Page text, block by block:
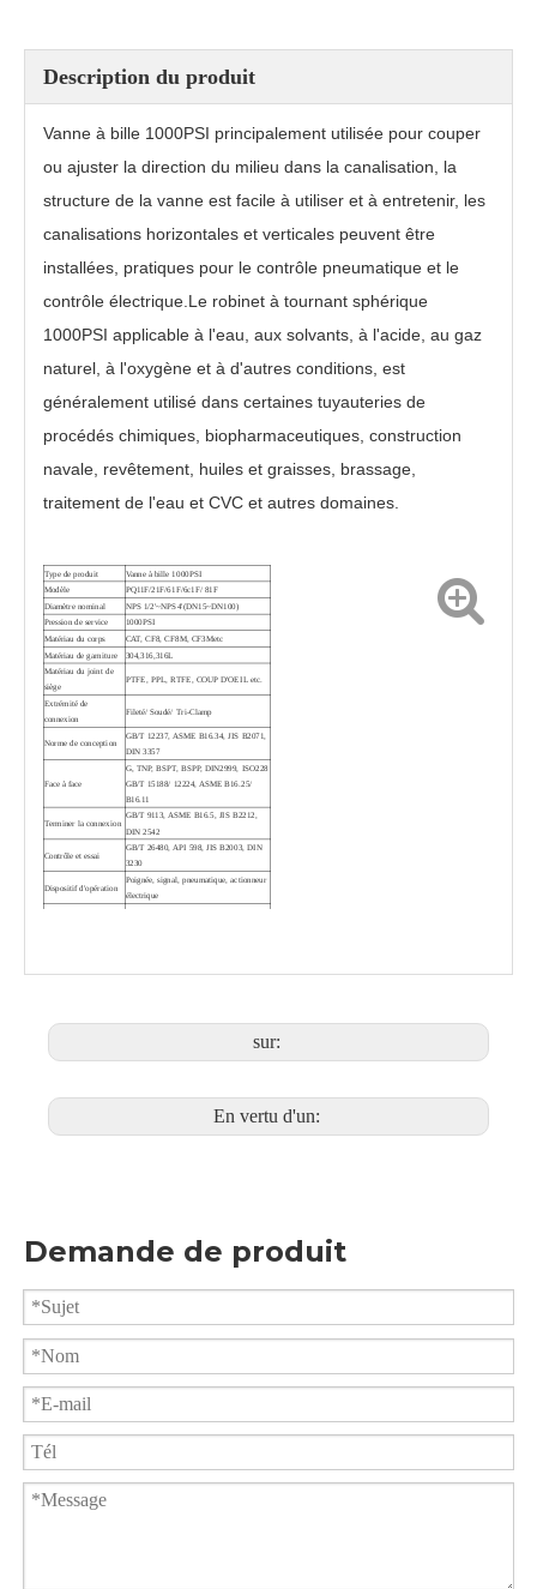
Vanne à boisseau sphérique à extrémité filetée 1000PSI PQ11PPL Vanne à boisseau sphérique à souder PQ6C1F
Vanne à boisseau sphérique 3PC Q11F
Vanne à boisseau sphérique haute performance 2000PSI PQ6c1F
Description du produit
Vanne à bille 1000PSI principalement utilisée pour couper
ou ajuster la direction du milieu dans la canalisation, la
structure de la vanne est facile à utiliser et à entretenir, les
canalisations horizontales et verticales peuvent être
installées, pratiques pour le contrôle pneumatique et le
contrôle électrique.Le robinet à tournant sphérique
1000PSI applicable à l'eau, aux solvants, à l'acide, au gaz
naturel, à l'oxygène et à d'autres conditions, est
généralement utilisé dans certaines tuyauteries de
procédés chimiques, biopharmaceutiques, construction
navale, revêtement, huiles et graisses, brassage,
traitement de l'eau et CVC et autres domaines.
Type de produit
Vanne à bille 1000PSI
Modèle
PQ11F/21F/61F/6c1F/ 81F
Diamètre nominal
NPS 1/2'~NPS4'(DN15~DN100)
Pression de service
1000PSI
Matériau du corps
CAT, CF8, CF8M, CF3Metc
Matériau de garniture
304,316,316L
Matériau du joint de
siège
PTFE, PPL, RTFE, COUP D'OEIL etc.
Extrémité de
connexion
Fileté/ Soudé/ Tri-Clamp
Norme de conception
GB/T 12237, ASME B16.34, JIS B2071,
DIN 3357
Face à face
G, TNP, BSPT, BSPP, DIN2999, ISO228
GB/T 15188/ 12224, ASME B16.25/
B16.11
Terminer la connexion
GB/T 9113, ASME B16.5, JIS B2212,
DIN 2542
Contrôle et essai
GB/T 26480, API 598, JIS B2003, DIN
3230
Dispositif d'opération
Poignée, signal, pneumatique, actionneur
électrique
1) Plate-forme de montage direct ISO
4) Dispositif antistatique en option
en option
7) Conception comme exigence du clientsur:
En vertu d'un:
Demande de produit